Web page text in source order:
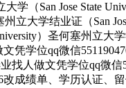
学（San Jose State
立大学结业证（San
）圣何塞州立大
文凭学位qq微信
找人做文凭学位qq微
成绩单、学历认证、